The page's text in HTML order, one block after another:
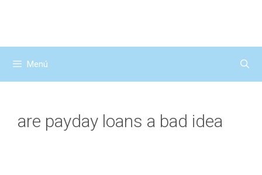
Menú
are payday loans a bad idea